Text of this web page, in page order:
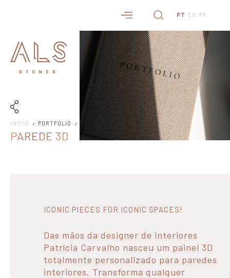
PT EN FR
INÍCIO PORTFOLIO
PAREDE 3D
ICONIC PIECES FOR ICONIC SPACES!
Das mãos da designer de interiores
Patrícia Carvalho nasceu um painel 3D
totalmente personalizado para paredes
interiores. Transforma qualquer